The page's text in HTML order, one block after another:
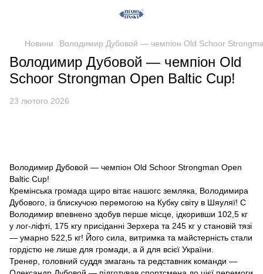
Новини Володимир Дубовой — чемпіон Old Schoor
Володимир Дубовой — чемпіон Old
Schoor Strongman Open Baltic Cup!
23 лютого 2026
Володимир Дубовой — чемпіон Old Schoor Strongman Open
Baltic Cup!
Кремінська громада щиро вітає нашогс земляка, Володимира
Дубового, із блискучою перемогою на Кубку світу в Шяуляї! С
Володимир впевнено здобув перше місце, ідкоривши 102,5 кг
у лог-ліфті, 175 кгу присіданні Зерхера та 245 кг у становій тязі
— умарно 522,5 кг! Його сила, витримка та майстерність стали
гордістю не лише для громади, а й для всієї України.
Тренер, головний суддя змагань та редставник команди —